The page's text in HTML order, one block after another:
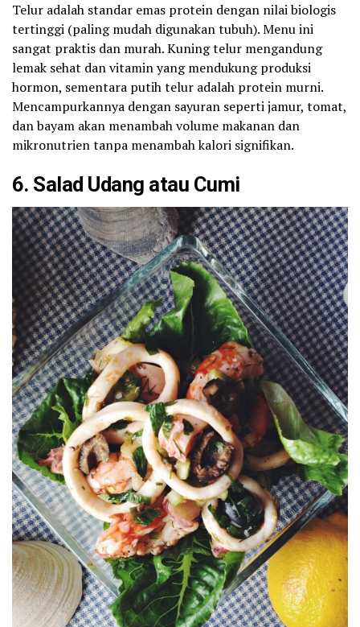
Telur adalah standar emas protein dengan nilai biologis
tertinggi (paling mudah digunakan tubuh). Menu ini
sangat praktis dan murah. Kuning telur mengandung
lemak sehat dan vitamin yang mendukung produksi
hormon, sementara putih telur adalah protein murni.
Mencampurkannya dengan sayuran seperti jamur, tomat,
dan bayam akan menambah volume makanan dan
mikronutrien tanpa menambah kalori signifikan.
6. Salad Udang atau Cumi